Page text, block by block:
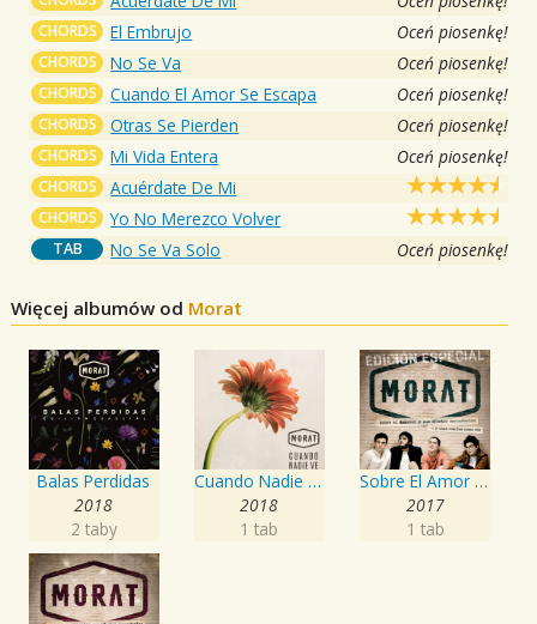
CHORDS El Embrujo Oceń piosenkę!
CHORDS No Se Va Oceń piosenkę!
CHORDS Cuando El Amor Se Escapa Oceń piosenkę!
CHORDS Otras Se Pierden Oceń piosenkę!
CHORDS Mi Vida Entera Oceń piosenkę!
CHORDS Acuérdate De Mi
CHORDS Yo No Merezco Volver
TAB No Se Va Solo Oceń piosenkę!
Więcej albumów od Morat
Balas Perdidas
2018
2 taby
Cuando Nadie Ve
2018
1 tab
Sobre El Amor Y Sus Efectos Secundarios... Y Unas Cuantas Cosas Más
2017
1 tab